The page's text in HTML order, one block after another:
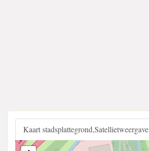
Kaart stadsplattegrond,Satellietweergave